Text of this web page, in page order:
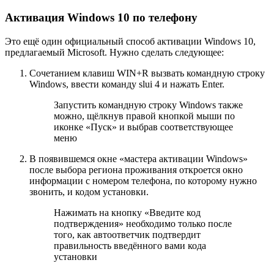
Активация Windows 10 по телефону
Это ещё один официальный способ активации Windows 10,
предлагаемый Microsoft. Нужно сделать следующее:
Сочетанием клавиш WIN+R вызвать командную строку
Windows, ввести команду slui 4 и нажать Enter.
Запустить командную строку Windows также
можно, щёлкнув правой кнопкой мыши по
иконке «Пуск» и выбрав соответствующее
меню
В появившемся окне «мастера активации Windows»
после выбора региона проживания откроется окно
информации с номером телефона, по которому нужно
звонить, и кодом установки.
Нажимать на кнопку «Введите код
подтверждения» необходимо только после
того, как автоответчик подтвердит
правильность введённого вами кода
установки